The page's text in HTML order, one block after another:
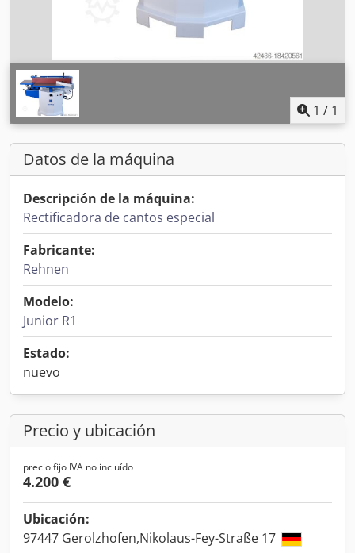
1 / 1
Datos de la máquina
Descripción de la máquina:
Rectificadora de cantos especial
Fabricante:
Rehnen
Modelo:
Junior R1
Estado:
nuevo
Precio y ubicación
precio fijo IVA no incluído
4.200 €
Ubicación:
97447 Gerolzhofen,Nikolaus-Fey-Straße 17